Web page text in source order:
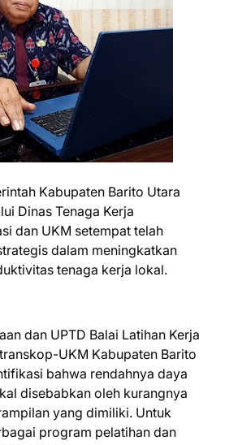
Kabupaten Barito Utara
Dinas Tenaga Kerja
dan UKM setempat telah
dalam meningkatkan
tenaga kerja lokal.
dan UPTD Balai Latihan Kerja
UKM Kabupaten Barito
bahwa rendahnya daya
disebabkan oleh kurangnya
yang dimiliki. Untuk
program pelatihan dan